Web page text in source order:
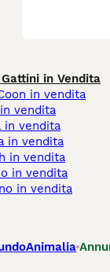
in Vendita
in vendita
vendita
in vendita
in vendita
in vendita
in vendita
in vendita